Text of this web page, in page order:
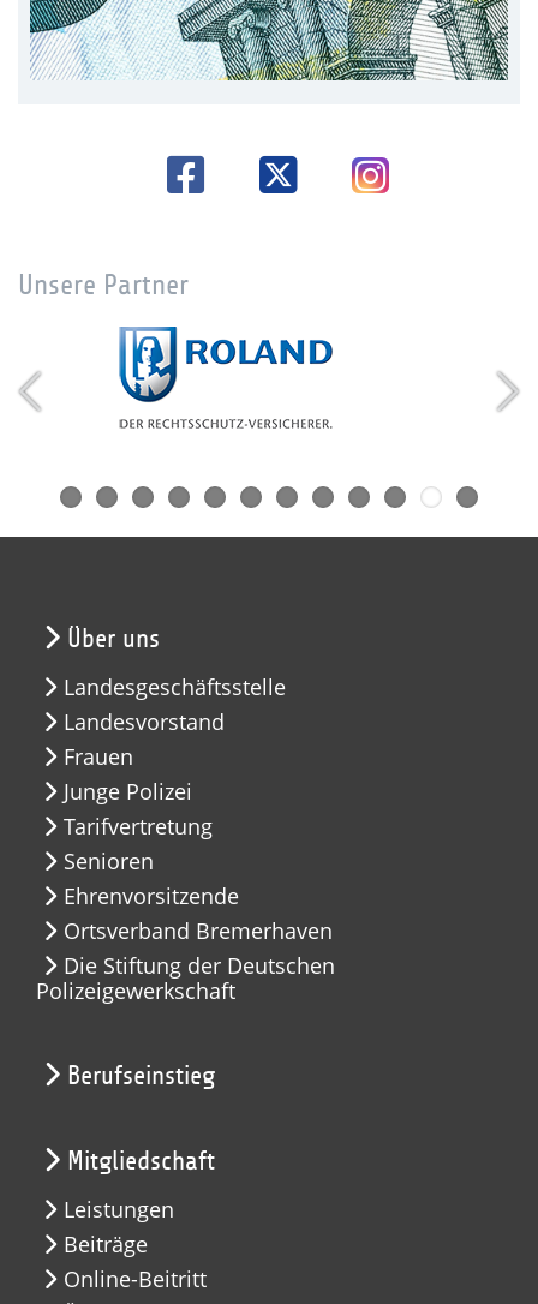
Unsere Partner
Über uns
Landesgeschäftsstelle
Landesvorstand
Frauen
Junge Polizei
Tarifvertretung
Senioren
Ehrenvorsitzende
Ortsverband Bremerhaven
Die Stiftung der Deutschen
Polizeigewerkschaft
Berufseinstieg
Mitgliedschaft
Leistungen
Beiträge
Online-Beitritt